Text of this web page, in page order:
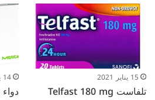
15 يناير 2021
تلفاست Telfast 180 mg
14 يناير 2021